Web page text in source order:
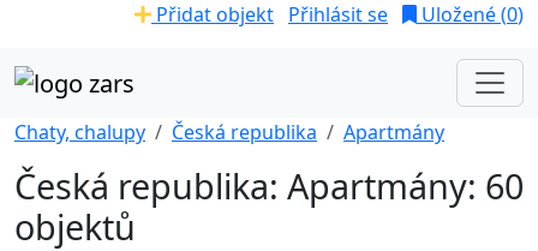
Přidat objekt Přihlásit se Uložené (0)
Chaty, chalupy Česká republika Apartmány
Česká republika: Apartmány: 60
objektů